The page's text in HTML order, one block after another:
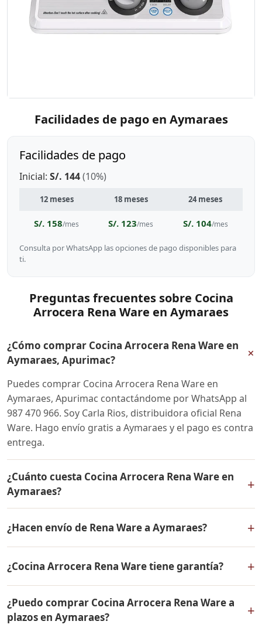
Facilidades de pago en Aymaraes
Facilidades de pago
Inicial: S/. 144(10%)
12 meses 18 meses 24 meses
S/. 158/mes S/. 123/mes S/. 104/mes
Consulta por WhatsApp las opciones de pago disponibles para
ti.
Preguntas frecuentes sobre Cocina
Arrocera Rena Ware en Aymaraes
¿Cómo comprar Cocina Arrocera Rena Ware en
Aymaraes, Apurimac?
+
Puedes comprar Cocina Arrocera Rena Ware en
Aymaraes, Apurimac contactándome por WhatsApp al
987 470 966. Soy Carla Rios, distribuidora oficial Rena
Ware. Hago envío gratis a Aymaraes y el pago es contra
entrega.
¿Cuánto cuesta Cocina Arrocera Rena Ware en
Aymaraes?
+
todo el Perú. Contáctame por WhatsApp para conocer
el precio actual, promociones disponibles y facilidades
de pago en cuotas desde el 10% de inicial.
¿Hacen envío de Rena Ware a Aymaraes? +
a Aymaraes, Apurimac y a todo el Perú. El pago es
contra entrega.
¿Cocina Arrocera Rena Ware tiene garantía? +
vida contra defectos de fabricación. Todos los
productos Rena Ware están fabricados en acero
¿Puedo comprar Cocina Arrocera Rena Ware a
plazos en Aymaraes?
+